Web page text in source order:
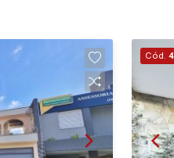
Cód.